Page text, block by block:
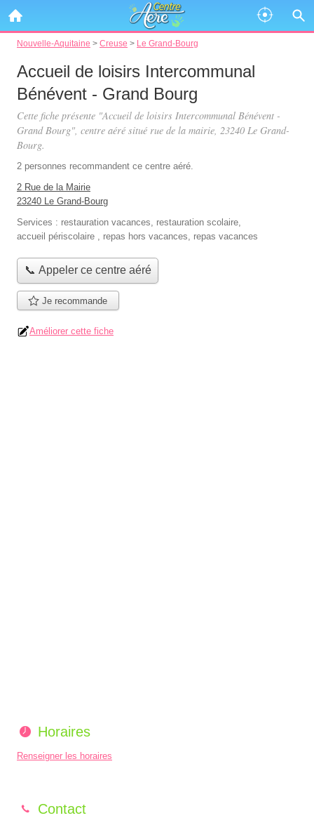
Nouvelle-Aquitaine > Creuse > Le Grand-Bourg
Accueil de loisirs Intercommunal
Bénévent - Grand Bourg
Cette fiche présente "Accueil de loisirs Intercommunal Bénévent -
Grand Bourg", centre aéré situé rue de la mairie, 23240 Le Grand-
Bourg.
2 personnes recommandent ce centre aéré.
2 Rue de la Mairie
23240 Le Grand-Bourg
Services : restauration vacances, restauration scolaire,
accueil périscolaire , repas hors vacances, repas vacances
📞 Appeler ce centre aéré
Je recommande
Améliorer cette fiche
Horaires
Renseigner les horaires
Contact